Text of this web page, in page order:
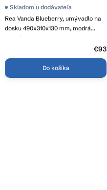
Rea Vanda Blueberry, umývadlo na
dosku 490x310x130 mm, modrá
matná, REA-U3535
Skladom u dodávateľa
€93
Do košíka